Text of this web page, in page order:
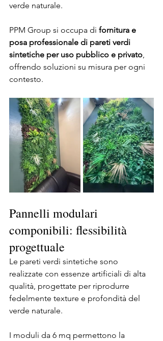
verde naturale.
PPM Group si occupa di fornitura e
posa professionale di pareti verdi
sintetiche per uso pubblico e privato,
offrendo soluzioni su misura per ogni
contesto.
Pannelli modulari
componibili: flessibilità
progettuale
Le pareti verdi sintetiche sono
realizzate con essenze artificiali di alta
qualità, progettate per riprodurre
fedelmente texture e profondità del
verde naturale.
I moduli da 6 mq permettono la